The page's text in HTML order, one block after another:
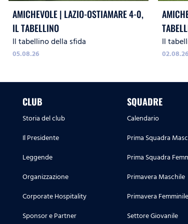
AMICHEVOLE | LAZIO-OSTIAMARE 4-0,
IL TABELLINO
Il tabellino della sfida
05.08.26
Il
02.08.26
CLUB
Storia del club
Il Presidente
Leggende
Organizzazione
Corporate Hospitality
Sponsor e Partner
SQUADRE
Calendario
Prima Squadra
Prima Squadra
Primavera Maschile
Primavera Femminile
Settore Giovanile